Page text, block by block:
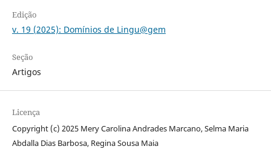
Edição
v. 19 (2025): Domínios de Lingu@gem
Seção
Artigos
Licença
Copyright (c) 2025 Mery Carolina Andrades Marcano, Selma Maria
Abdalla Dias Barbosa, Regina Sousa Maia